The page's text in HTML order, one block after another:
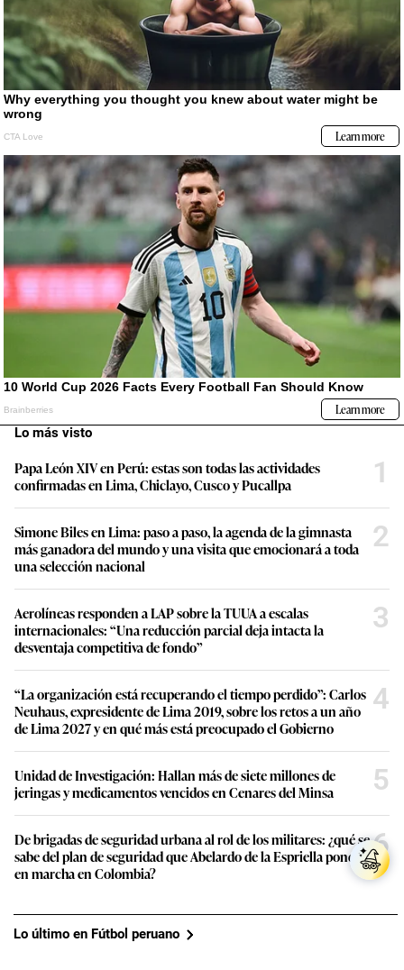
Lo más visto
Papa León XIV en Perú: estas son todas las actividades
confirmadas en Lima, Chiclayo, Cusco y Pucallpa
1
Simone Biles en Lima: paso a paso, la agenda de la gimnasta
más ganadora del mundo y una visita que emocionará a toda
una selección nacional
2
Aerolíneas responden a LAP sobre la TUUA a escalas
internacionales: “Una reducción parcial deja intacta la
desventaja competitiva de fondo”
3
“La organización está recuperando el tiempo perdido”: Carlos
Neuhaus, expresidente de Lima 2019, sobre los retos a un año
de Lima 2027 y en qué más está preocupado el Gobierno
4
Unidad de Investigación: Hallan más de siete millones de
jeringas y medicamentos vencidos en Cenares del Minsa
5
De brigadas de seguridad urbana al rol de los militares: ¿qué se
sabe del plan de seguridad que Abelardo de la Espriella pondrá
en marcha en Colombia?
6
Lo último en Fútbol peruano